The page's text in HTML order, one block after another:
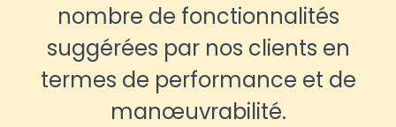
nombre de fonctionnalités
suggérées par nos clients en
termes de performance et de
manœuvrabilité.